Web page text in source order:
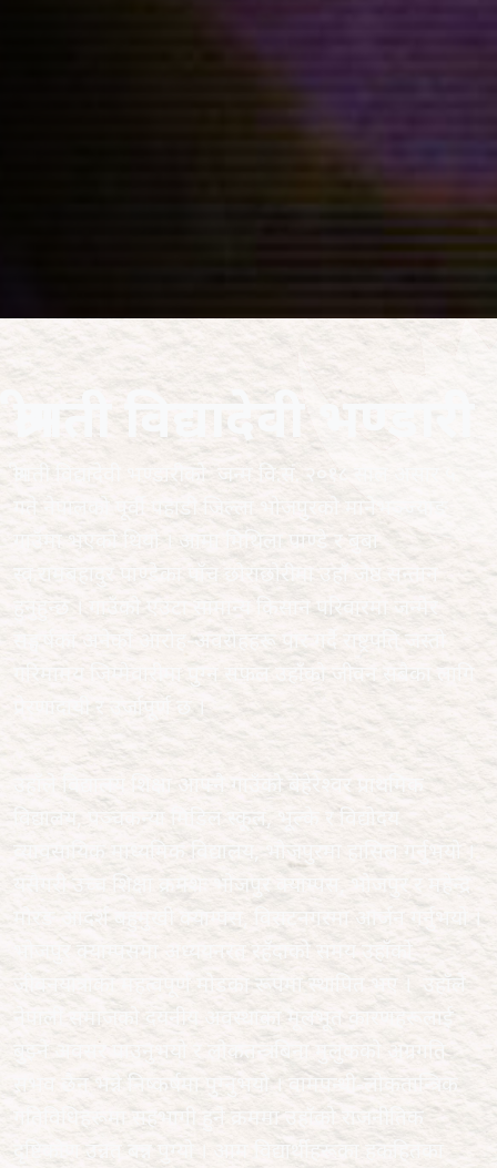
श्रीमती विद्यादेवी भण्डारी
श्रीमती विद्यादेवी भण्डारीको जन्म वि.सं. २०१८ साल असार ५
गते नेपालको पूर्वी पहाडी जिल्ला भोजपुरको मानेभञ्ज्याङ
गाउँमा भएको थियो । आमा मिथिला पाण्डे र बुबा
स्व.रामबहादुर पाण्डेका पाँच छोराछोरीमा उहाँ जेष्ठ सन्तान
हुनुहुन्छ । गाउँको एउटा सामान्य किसान परिवारमा जन्मेर
सङ्घर्षका अनेकौं आरोह-अवरोहहरू पार गर्दै राष्ट्रपति जस्तो
गरिमामय जिम्मेवारीमा पुग्‍न सफल उहाँको जीवन सबैका लागि
प्रेरणादायी र उर्जापूर्ण छ ।
उहाँले विद्यालय शिक्षा आफ्नै गाउँको बेहेरेश्‍वर प्राथमिक
विद्यालय, पञ्‍चकन्या मिडिल स्कूल, भूल्के र विद्योदय
व्यावसायिक माध्यमिक विद्यालय, भोजपुरमा हासिल गर्नुभयो ।
यसैगरी उच्च शिक्षा क्रमशः भोजपुर क्याम्पस, भोजपुर र महेन्द्र
मोरङ आदर्श बहुमुखी क्याम्पस, विराटनगरमा आर्जन गर्नुभयो ।
भोजपुर क्याम्पसमा अध्ययनरत रहँदाको समय उहाँको
जीवनयात्राका महत्वपूर्ण मोडका रूपमा स्थापित भए । उहाँले
नेपाली समाजको दयनीय अवस्थाका मूलभूत कारणहरूलाई
बुझ्ने अवसर पाउनुभयो र लोकतन्त्रबिना मुलुकको अग्रगति
संभव छैन भन्ने निष्कर्षमा पुग्नुभयो । वामपन्थी-लोकतान्त्रिक
गतिविधिहरूमा सहभागी हुने क्रममा उहाँको राजनीतिक
दृष्टिकोण उन्नत बन्न पुग्यो । आम विद्यार्थीहरूका हकहितका